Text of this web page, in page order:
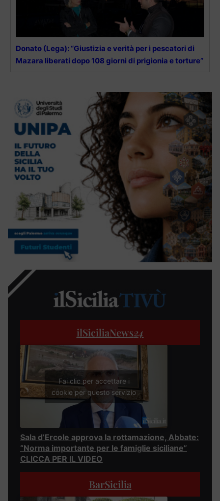
Donato (Lega): “Giustizia e verità per i pescatori di
Mazara liberati dopo 108 giorni di prigionia e torture”
ilSiciliaNews24
Fai clic per accettare i
cookie per questo servizio
Sala d’Ercole approva la rottamazione, Abbate:
“Norma importante per le famiglie siciliane”
CLICCA PER IL VIDEO
BarSicilia